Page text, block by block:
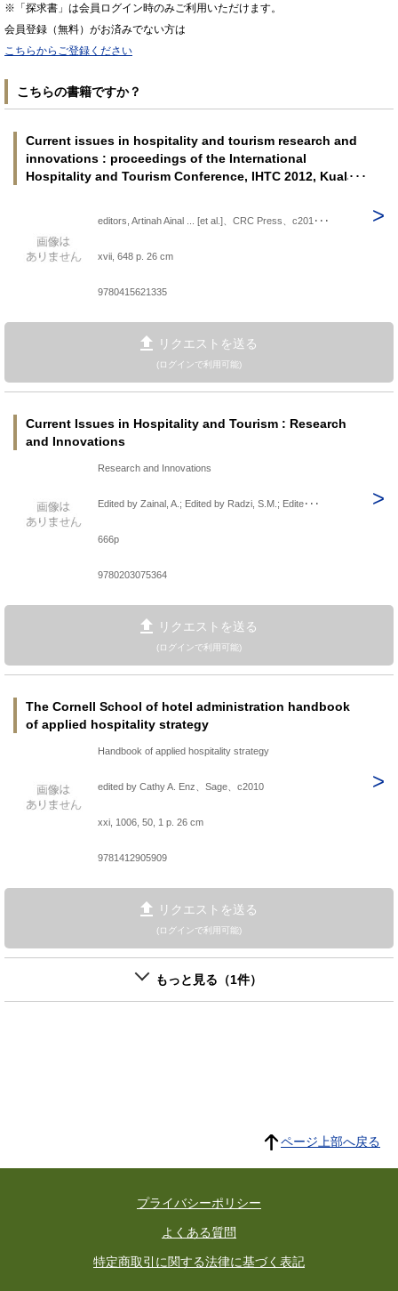
※「探求書」は会員ログイン時のみご利用いただけます。
会員登録（無料）がお済みでない方は
こちらからご登録ください
こちらの書籍ですか？
Current issues in hospitality and tourism research and
innovations : proceedings of the International
Hospitality and Tourism Conference, IHTC 2012, Kuala
editors, Artinah Ainal ... [et al.]、CRC Press、c201･･･
xvii, 648 p. 26 cm
9780415621335
リクエストを送る
(ログインで利用可能)
Current Issues in Hospitality and Tourism : Research
and Innovations
Research and Innovations
Edited by Zainal, A.; Edited by Radzi, S.M.; Edite･･･
666p
9780203075364
リクエストを送る
(ログインで利用可能)
The Cornell School of hotel administration handbook
of applied hospitality strategy
Handbook of applied hospitality strategy
edited by Cathy A. Enz、Sage、c2010
xxi, 1006, 50, 1 p. 26 cm
9781412905909
リクエストを送る
(ログインで利用可能)
もっと見る（1件）
ページ上部へ戻る
プライバシーポリシー
よくある質問
特定商取引に関する法律に基づく表記